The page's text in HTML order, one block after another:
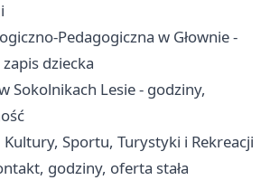
Pedagogiczna w Głownie -
dziecka
Sokolnikach Lesie - godziny,
Sportu, Turystyki i Rekreacji
godziny, oferta stała